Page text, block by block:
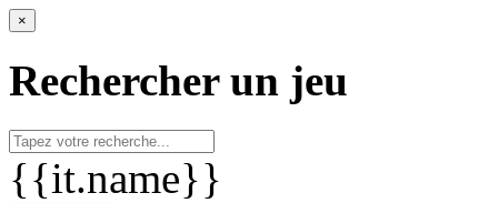
×
Rechercher un jeu
{{it.name}}